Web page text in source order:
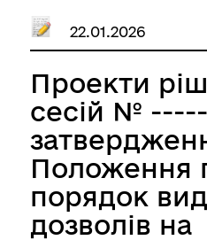
дитячого
сімейного
базі
22.01.2026
Проекти
сесій №
Положення
порядок
дозволів на